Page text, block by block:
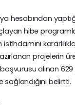
hesabından
hibe
istihdamını
projelerin
alınan
belirtti.